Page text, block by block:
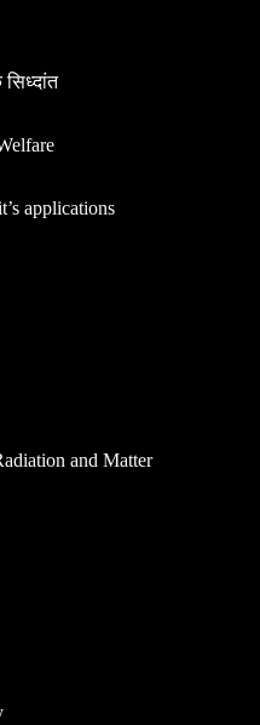
सिध्दांत
applications
and Matter